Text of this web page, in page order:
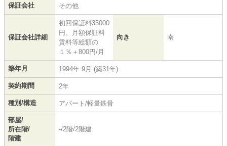
保証会社 その他
保証会社詳細
初回保証料35000
円、月額保証料
賃料等総額の
１％＋800円/月
向き 南
築年月 1994年 9月 (築31年)
契約期間 2年
種別/構造 アパート/軽量鉄骨
部屋/
所在階/
階建
-/2階/2階建